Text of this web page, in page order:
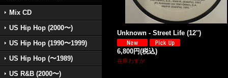
Mix CD
US Hip Hop (2000〜)
US Hip Hop (1990〜1999)
US Hip Hop (〜1989)
US R&B (2000〜)
Unknown - Street Life (12'')
6,800円(税込)
在庫わずか